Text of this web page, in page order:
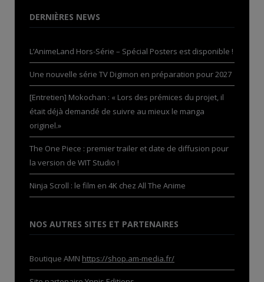
DERNIÈRES NEWS
L’AnimeLand Hors-Série – Spécial Posters est disponible !
Une nouvelle série TV Digimon en préparation pour 2027
[Entretien] Mokochan : « Lors des prémices du projet, il
était déjà demandé de suivre au mieux le manga
originel.»
The One Piece : premier trailer et date de diffusion pour
la version de WIT Studio !
Ninja Scroll : le film en 4K chez All The Anime
NOS AUTRES SITES ET PARTENAIRES
Boutique AMN https://shop.am-media.fr/